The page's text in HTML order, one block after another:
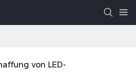
von LED-